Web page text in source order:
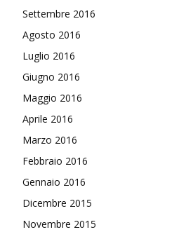
Settembre 2016
Agosto 2016
Luglio 2016
Giugno 2016
Maggio 2016
Aprile 2016
Marzo 2016
Febbraio 2016
Gennaio 2016
Dicembre 2015
Novembre 2015